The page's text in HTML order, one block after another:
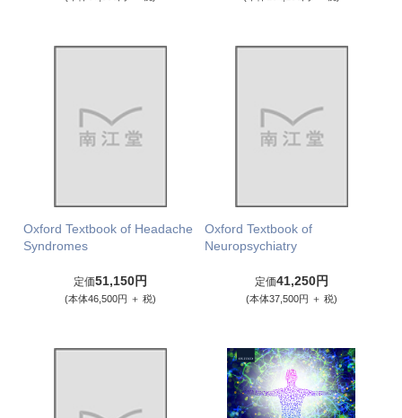
Oxford Textbook of Headache
Syndromes
定価51,150円
(本体46,500円 ＋ 税)
Oxford Textbook of
Neuropsychiatry
定価41,250円
(本体37,500円 ＋ 税)